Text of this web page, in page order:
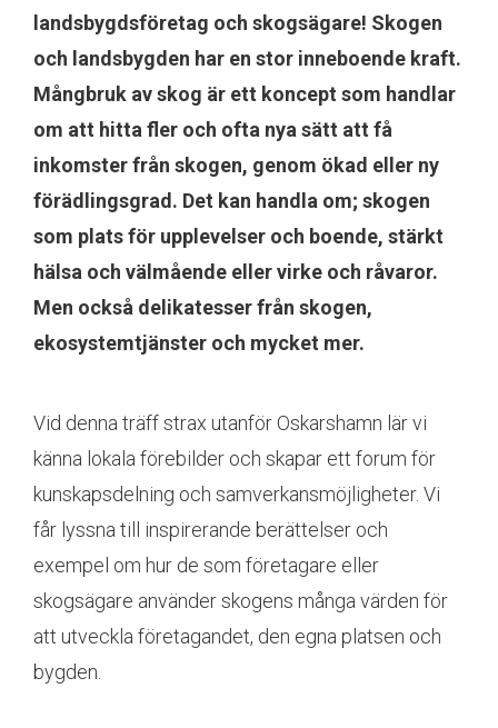
landsbygdsföretag och skogsägare! Skogen
och landsbygden har en stor inneboende kraft.
Mångbruk av skog är ett koncept som handlar
om att hitta fler och ofta nya sätt att få
inkomster från skogen, genom ökad eller ny
förädlingsgrad. Det kan handla om; skogen
som plats för upplevelser och boende, stärkt
hälsa och välmående eller virke och råvaror.
Men också delikatesser från skogen,
ekosystemtjänster och mycket mer.
Vid denna träff strax utanför Oskarshamn lär vi
känna lokala förebilder och skapar ett forum för
kunskapsdelning och samverkansmöjligheter. Vi
får lyssna till inspirerande berättelser och
exempel om hur de som företagare eller
skogsägare använder skogens många värden för
att utveckla företagandet, den egna platsen och
bygden.